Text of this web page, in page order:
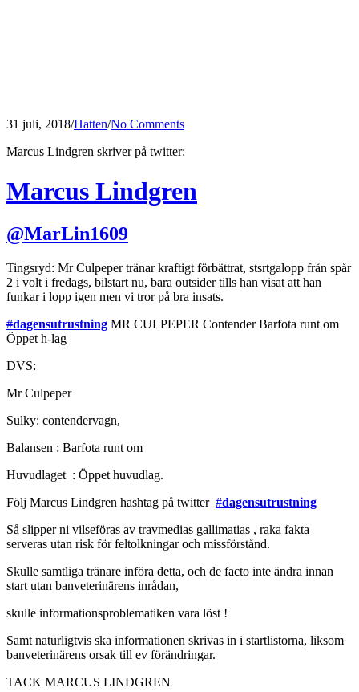
31 juli, 2018/Hatten/No Comments
Marcus Lindgren skriver på twitter:
Marcus Lindgren
@MarLin1609
Tingsryd: Mr Culpeper tränar kraftigt förbättrat, stsrtgalopp från spår
2 i volt i fredags, bilstart nu, bara outsider tills han visat att han
funkar i lopp igen men vi tror på bra insats.
#dagensutrustning MR CULPEPER Contender Barfota runt om
Öppet h-lag
DVS:
Mr Culpeper
Sulky: contendervagn,
Balansen : Barfota runt om
Huvudlaget : Öppet huvudlag.
Följ Marcus Lindgren hashtag på twitter #dagensutrustning
Så slipper ni vilseföras av travmedias gallimatias , raka fakta
serveras utan risk för feltolkningar och missförstånd.
Skulle samtliga tränare införa detta, och de facto inte ändra innan
start utan banveterinärens inrådan,
skulle informationsproblematiken vara löst !
Samt naturligtvis ska informationen skrivas in i startlistorna, liksom
banveterinärens orsak till ev förändringar.
TACK MARCUS LINDGREN